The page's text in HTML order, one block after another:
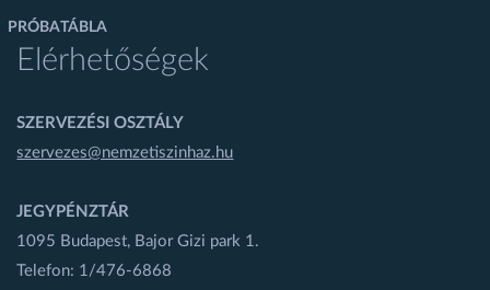
PRÓBATÁBLA
Elérhetőségek
SZERVEZÉSI OSZTÁLY
szervezes@nemzetiszinhaz.hu
JEGYPÉNZTÁR
1095 Budapest, Bajor Gizi park 1.
Telefon: 1/476-6868